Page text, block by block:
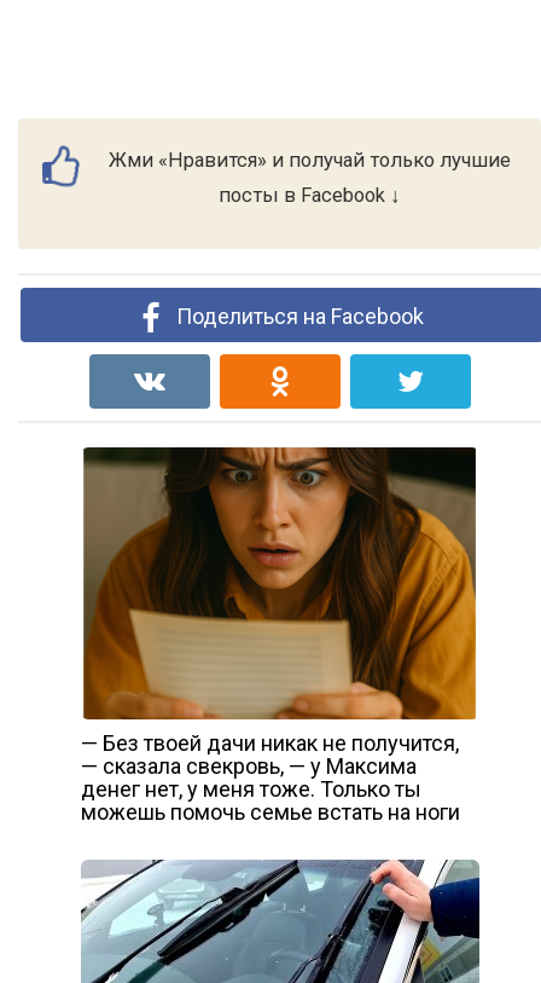
Жми «Нравится» и получай только лучшие
посты в Facebook ↓
Поделиться на Facebook
— Без твоей дачи никак не получится,
— сказала свекровь, — у Максима
денег нет, у меня тоже. Только ты
можешь помочь семье встать на ноги